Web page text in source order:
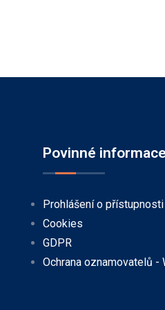
Povinné informace
Prohlášení o přístupnosti
Cookies
GDPR
Ochrana oznamovatelů -